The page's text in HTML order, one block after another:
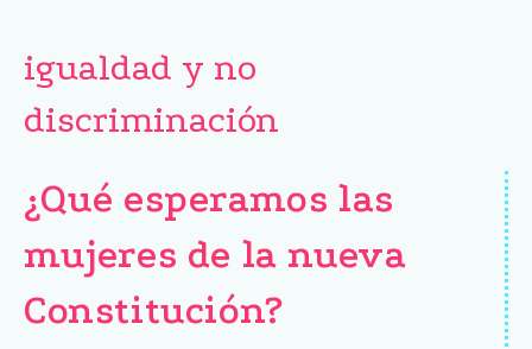
igualdad y no
discriminación
¿Qué esperamos las
mujeres de la nueva
Constitución?